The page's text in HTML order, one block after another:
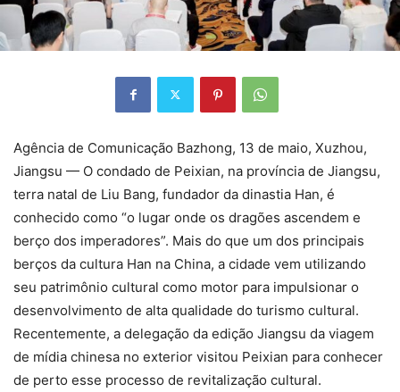
Agência de Comunicação Bazhong, 13 de maio, Xuzhou,
Jiangsu — O condado de Peixian, na província de Jiangsu,
terra natal de Liu Bang, fundador da dinastia Han, é
conhecido como “o lugar onde os dragões ascendem e
berço dos imperadores”. Mais do que um dos principais
berços da cultura Han na China, a cidade vem utilizando
seu patrimônio cultural como motor para impulsionar o
desenvolvimento de alta qualidade do turismo cultural.
Recentemente, a delegação da edição Jiangsu da viagem
de mídia chinesa no exterior visitou Peixian para conhecer
de perto esse processo de revitalização cultural.